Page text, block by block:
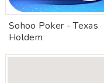
Sohoo Poker - Texas
Holdem